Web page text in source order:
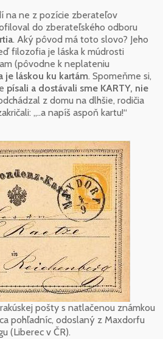
na ne z pozície zberateľov
do zberateľského odboru
. Aký pôvod má toto slovo? Jeho
filozofia je láska k múdrosti
(pôvodne k neplateniu
je láskou ku kartám. Spomeňme si,
písali a dostávali sme KARTY, nie
z domu na dlhšie, rodičia
„..a napíš aspoň kartu!“
pošty s natlačenou známkou
pohľadníc, odoslaný z Maxdorfu
(Liberec v ČR).